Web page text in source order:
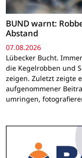
BUND warnt:
Abstand
07.08.2026
Lübecker Bucht.
die Kegelrobben und
zeigen. Zuletzt zeigte
aufgenommener
umringen,